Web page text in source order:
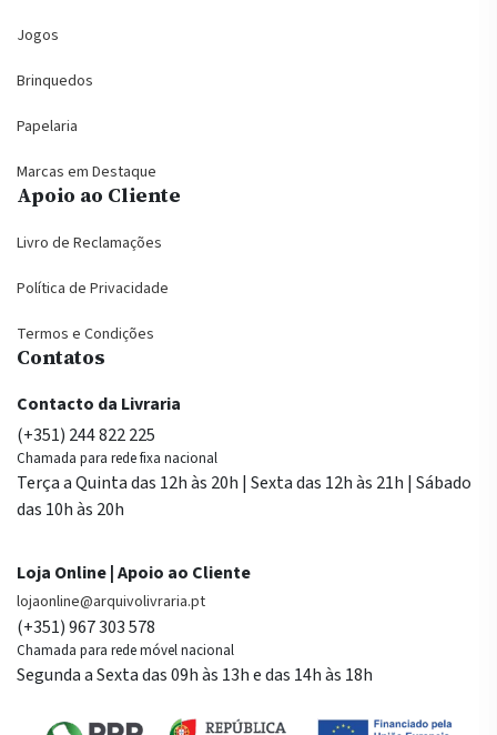
Jogos
Brinquedos
Papelaria
Marcas em Destaque
Apoio ao Cliente
Livro de Reclamações
Política de Privacidade
Termos e Condições
Contatos
Contacto da Livraria
(+351) 244 822 225
Chamada para rede fixa nacional
Terça a Quinta das 12h às 20h | Sexta das 12h às 21h | Sábado
das 10h às 20h
Loja Online | Apoio ao Cliente
lojaonline@arquivolivraria.pt
(+351) 967 303 578
Chamada para rede móvel nacional
Segunda a Sexta das 09h às 13h e das 14h às 18h